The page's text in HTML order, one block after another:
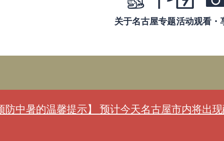
关于名古屋专题活动观看・
防中暑的温馨提示】 预计今天名古屋市内将出